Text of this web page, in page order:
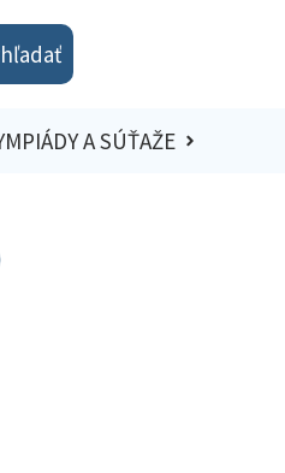
A SÚŤAŽE